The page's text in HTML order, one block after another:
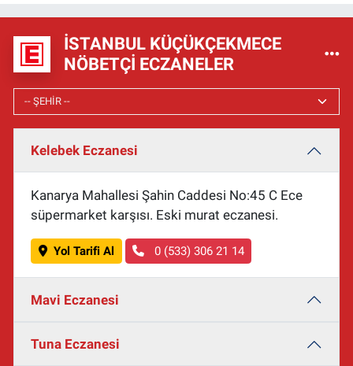
İSTANBUL KÜÇÜKÇEKMECE
NÖBETÇI ECZANELER
Kelebek Eczanesi
Kanarya Mahallesi Şahin Caddesi No:45 C Ece
süpermarket karşısı. Eski murat eczanesi.
Yol Tarifi Al 0 (533) 306 21 14
Mavi Eczanesi
Tuna Eczanesi